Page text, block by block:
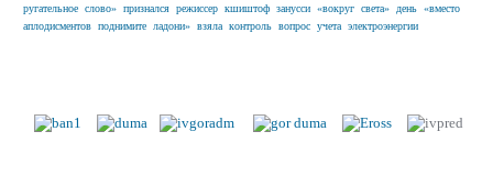
ругательное слово» признался режиссер кшиштоф занусси «вокруг света» день «вместо
аплодисментов поднимите ладони» взяла контроль вопрос учета электроэнергии